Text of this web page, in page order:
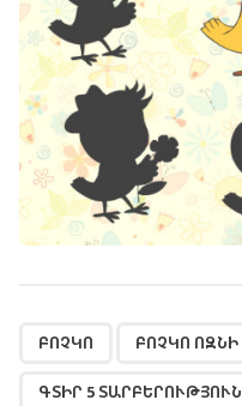
ԲՈՉԿՈ ԲՈՉԿՈ ՈԶՆԻ
ԳՏԻՐ 5 ՏԱՐԲԵՐՈՒԹՅՈՒՆ